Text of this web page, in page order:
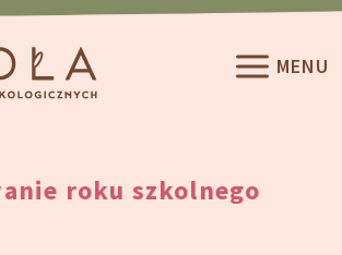
MENU
roku szkolnego